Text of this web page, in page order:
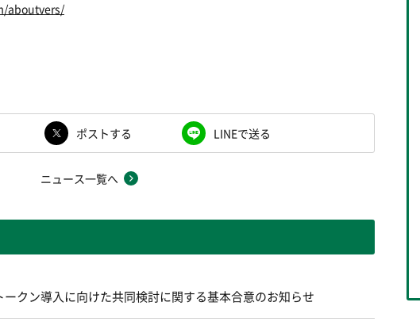
aboutvers/
ポストする LINEで送る
ニュース一覧へ
クン導入に向けた共同検討に関する基本合意のお知らせ